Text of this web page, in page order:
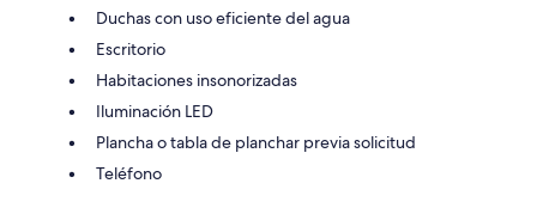
Duchas con uso eficiente del agua
Escritorio
Habitaciones insonorizadas
Iluminación LED
Plancha o tabla de planchar previa solicitud
Teléfono